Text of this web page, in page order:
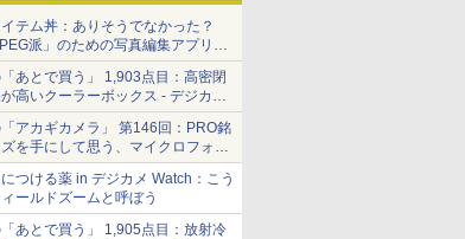
テム丼：ありそうでなかった？
派」のための写真編集アプリ
ルトのJPEGを大切にする
あとで買う」 1,903点目：高密閉
高いクーラーボックス - デジカメ
アカギカメラ」 第146回：PRO銘
を手にして思う、マイクロフォー
期待と可能性
つける薬 in デジカメ Watch：こう
ールドズームと呼ぼう
あとで買う」 1,905点目：放射冷